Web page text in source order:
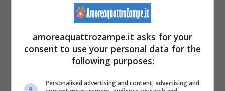
cane da guardia, da ricerca e da
greggi.
amoreaquattrozampe.it asks for your
consent to use your personal data for the
following purposes:
Personalised advertising and content, advertising and